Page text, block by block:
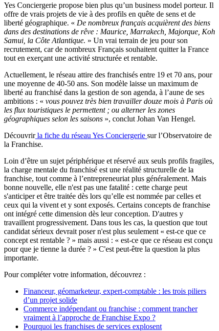
Yes Conciergerie propose bien plus qu’un business model porteur. Il
offre de vrais projets de vie à des profils en quête de sens et de
liberté géographique. « De nombreux français acquièrent des biens
dans des destinations de rêve : Maurice, Marrakech, Majorque, Koh
Samui, la Côte Atlantique. » Un vrai terrain de jeu pour son
recrutement, car de nombreux Français souhaitent quitter la France
tout en exerçant une activité structurée et rentable.
Actuellement, le réseau attire des franchisés entre 19 et 70 ans, pour
une moyenne de 40-50 ans. Son modèle laisse un maximum de
liberté au franchisé dans la gestion de son agenda, à l’aune de ses
ambitions : « vous pouvez très bien travailler douze mois à Paris où
les flux touristiques le permettent ; ou alterner les zones
géographiques selon les saisons », conclut Johan Van Hengel.
Découvrirla fiche du réseau Yes Conciergerie sur l’Observatoire de
la Franchise.
Loin d’être un sujet périphérique et réservé aux seuls profils fragiles,
la charge mentale du franchisé est une réalité structurelle de la
franchise, tout comme à l’entrepreneuriat plus généralement. Mais
bonne nouvelle, elle n'est pas une fatalité : cette charge peut
s'anticiper et être traitée dès lors qu’elle est nommée par celles et
ceux qui la vivent et y sont exposés. Certains concepts de franchise
ont intégré cette dimension dès leur conception. D'autres y
travaillent progressivement. Dans tous les cas, la question que tout
candidat sérieux devrait poser n'est plus seulement « est-ce que ce
concept est rentable ? » mais aussi : « est-ce que ce réseau est conçu
pour que je tienne la durée ? » C'est peut-être la question la plus
importante.
Pour compléter votre information, découvrez :
Financeur, géomarketeur, expert-comptable : les trois piliers
d’un projet solide
Commerce indépendant ou franchise : comment trancher
vraiment à l’approche de Franchise Expo ?
Pourquoi les franchises de services explosent